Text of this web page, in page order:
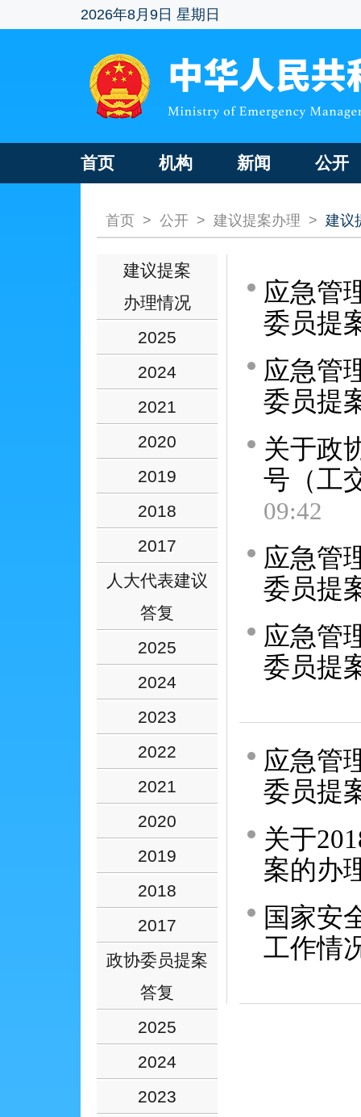
2026年8月9日 星期日
首页 机构 新闻 公开
首页 > 公开 > 建议提案办理 > 建议
建议提案
办理情况
2025
2024
2021
2020
2019
2018
2017
人大代表建议
答复
2025
2024
2023
2022
2021
2020
2019
2018
2017
政协委员提案
答复
2025
2024
2023
应急管
委员提
应急管
委员提
关于政
号（工
09:42
应急管
委员提
应急管
委员提
应急管
委员提
关于
案的办
国家安
工作情